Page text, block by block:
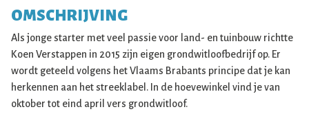
OMSCHRIJVING
Als jonge starter met veel passie voor land- en tuinbouw richtte
Koen Verstappen in 2015 zijn eigen grondwitloofbedrijf op. Er
wordt geteeld volgens het Vlaams Brabants principe dat je kan
herkennen aan het streeklabel. In de hoevewinkel vind je van
oktober tot eind april vers grondwitloof.